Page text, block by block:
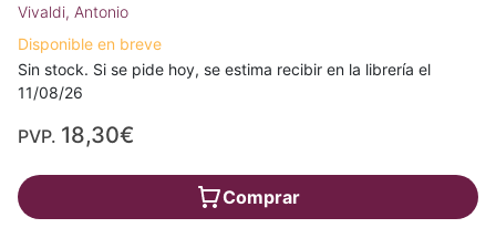
Vivaldi, Antonio
Disponible en breve
Sin stock. Si se pide hoy, se estima recibir en la librería el
11/08/26
PVP. 18,30€
Comprar